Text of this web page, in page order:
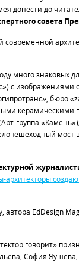
донести до
совета
много знаковых
с изображениями
бюро
керамическими
группа
мост
архитекторы
EdDesign
говорит»
София